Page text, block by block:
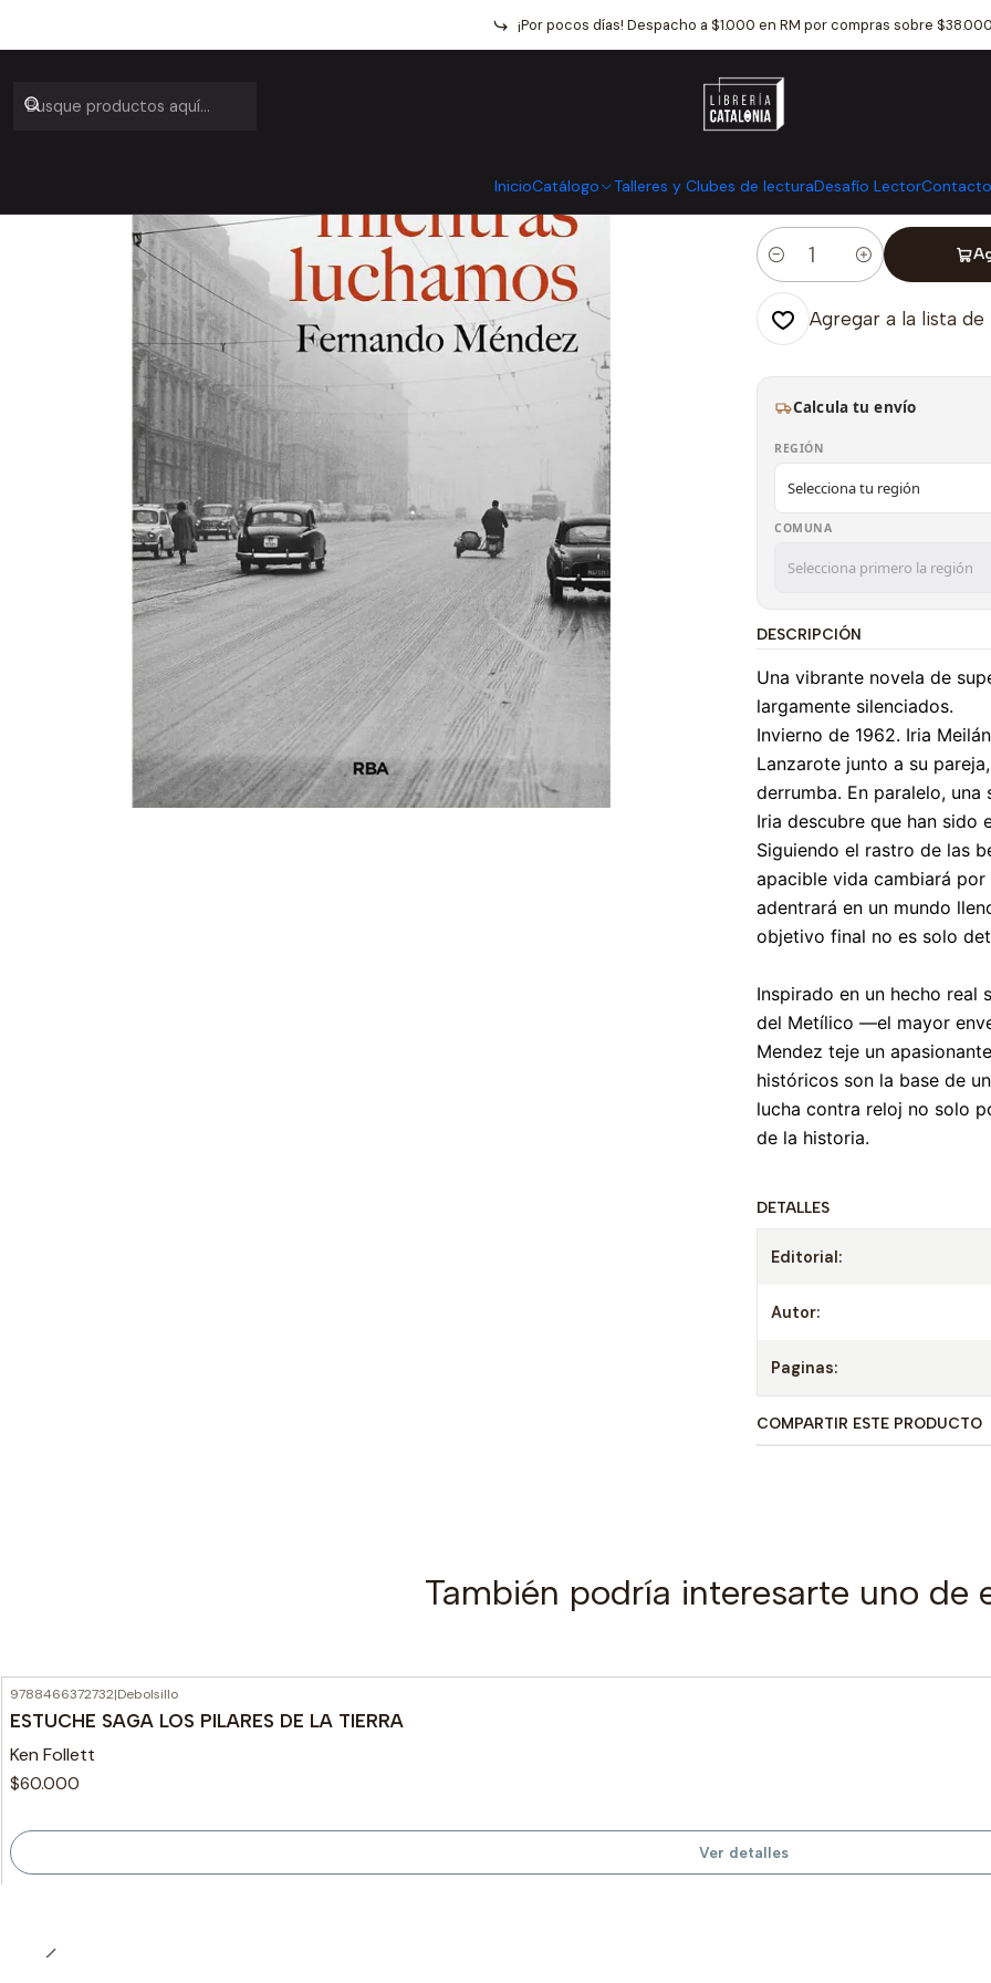
InicioCatálogo Talleres y Clubes de lecturaDesafío LectorContacto
¡Por pocos días! Despacho a $1.000 en RM por compras sobre $38.000
Catálogo Narrativa Literatura Universal La Vida Mientras
|
La Vida
Mostrar stock de
Cantidad
Agregar a la lista
Calcula tu envío
REGIÓN
COMUNA
DESCRIPCIÓN
Una vibrante novela de
largamente silenciados.
Invierno de 1962. Iria
Lanzarote junto a su
derrumba. En paralelo,
Iria descubre que han sido
Siguiendo el rastro de las
apacible vida cambiará
adentrará en un mundo
objetivo final no es solo
Inspirado en un hecho real
del Metílico —el mayor
Mendez teje un
históricos son la base de
lucha contra reloj no solo
de la historia.
DETALLES
Editorial:
Autor:
Paginas:
COMPARTIR ESTE PRODUCTO
También podría interesarte uno de
Agotado
9788466372732|Debolsillo
ESTUCHE SAGA LOS PILARES DE LA TIERRA
Ken Follett
$60.000
Ver detalles